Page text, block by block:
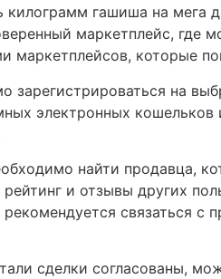
килограмм гашиша на мега
маркетплейс, где
маркетплейсов, которые
зарегистрироваться на
электронных
найти продавца,
и отзывы других
связаться с
сделки согласованы,